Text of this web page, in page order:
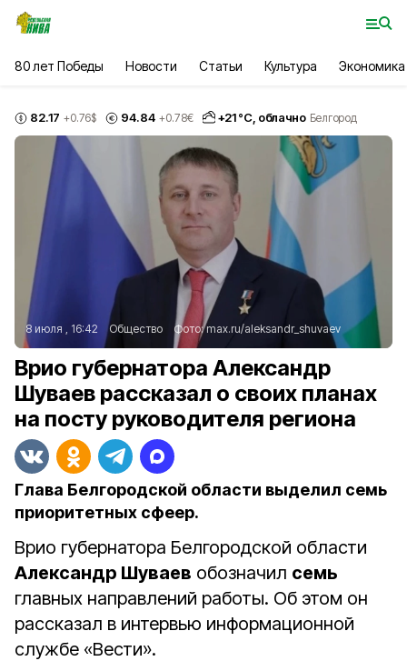
80 лет Победы Новости Статьи Культура Экономика
82.17 +0.76$ 94.84 +0.78€ +21°С, облачно Белгород
8 июля , 16:42 Общество Фото:max.ru/aleksandr_shuvaev
Врио губернатора Александр
Шуваев рассказал о своих планах
на посту руководителя региона
Глава Белгородской области выделил семь
приоритетных сфеер.
Врио губернатора Белгородской области
Александр Шуваев обозначил семь
главных направлений работы. Об этом он
рассказал в интервью информационной
службе «Вести».